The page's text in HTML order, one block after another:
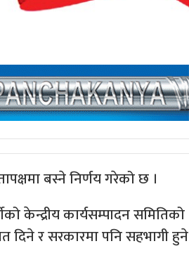
बस्ने निर्णय गरेको छ ।
केन्द्रीय कार्यसम्पादन समितिको
दिने र सरकारमा पनि सहभागी हुने